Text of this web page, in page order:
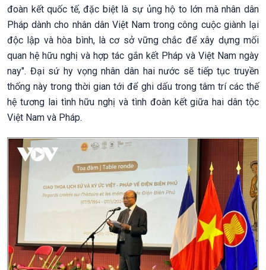
đoàn kết quốc tế, đặc biệt là sự ủng hộ to lớn mà nhân dân
Pháp dành cho nhân dân Việt Nam trong công cuộc giành lại
độc lập và hòa bình, là cơ sở vững chắc để xây dựng mối
quan hệ hữu nghị và hợp tác gắn kết Pháp và Việt Nam ngày
nay". Đại sứ hy vọng nhân dân hai nước sẽ tiếp tục truyền
thống này trong thời gian tới để ghi dấu trong tâm trí các thế
hệ tương lai tình hữu nghị và tình đoàn kết giữa hai dân tộc
Việt Nam và Pháp.